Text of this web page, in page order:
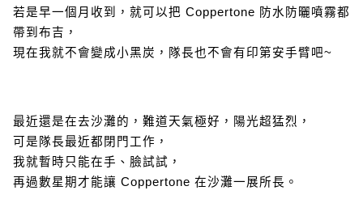
若是早一個月收到，就可以把 Coppertone 防水防曬噴霧都
帶到布吉，
現在我就不會變成小黑炭，隊長也不會有印第安手臂吧~
最近還是在去沙灘的，難道天氣極好，陽光超猛烈，
可是隊長最近都閉門工作，
我就暫時只能在手、臉試試，
再過數星期才能讓 Coppertone 在沙灘一展所長。